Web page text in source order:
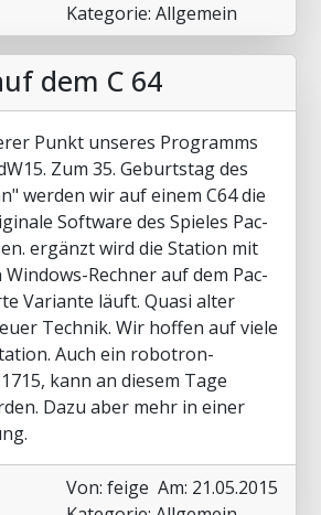
Kategorie: Allgemein
dem C 64
Punkt unseres Programms
Zum 35. Geburtstag des
werden wir auf einem C64 die
Software des Spieles Pac-
ergänzt wird die Station mit
Rechner auf dem Pac-
Variante läuft. Quasi alter
Technik. Wir hoffen auf viele
Auch ein robotron-
kann an diesem Tage
Dazu aber mehr in einer
Von: feige Am: 21.05.2015